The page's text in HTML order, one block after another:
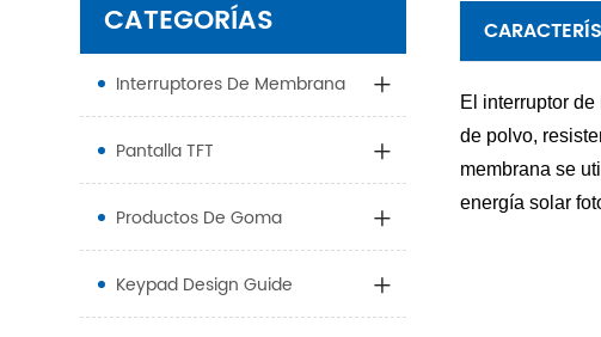
El interruptor
de polvo,
membrana se
energía solar
CATEGORÍAS
Interruptores De Membrana
Pantalla TFT
Productos De Goma
Keypad Design Guide